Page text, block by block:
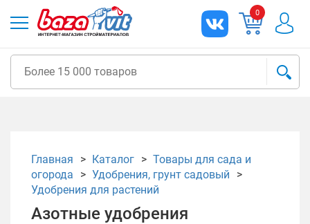
0
Главная Каталог
Товары для сада и
огорода
Удобрения, грунт садовый
Удобрения для растений
Азотные удобрения